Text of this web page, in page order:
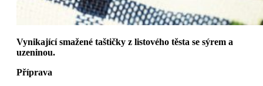
Vynikající smažené taštičky z listového těsta se sýrem a
uzeninou.
Příprava